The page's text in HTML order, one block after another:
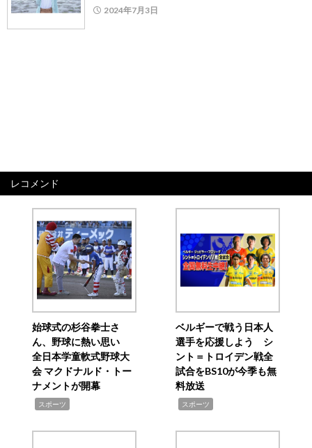
2024年7月3日
レコメンド
始球式の杉谷拳士さ
ん、野球に熱い思い
全日本学童軟式野球大
会 マクドナルド・トー
ナメントが開幕
スポーツ
ベルギーで戦う日本人
選手を応援しよう シ
ント＝トロイデン戦全
試合をBS10が今季も無
料放送
スポーツ